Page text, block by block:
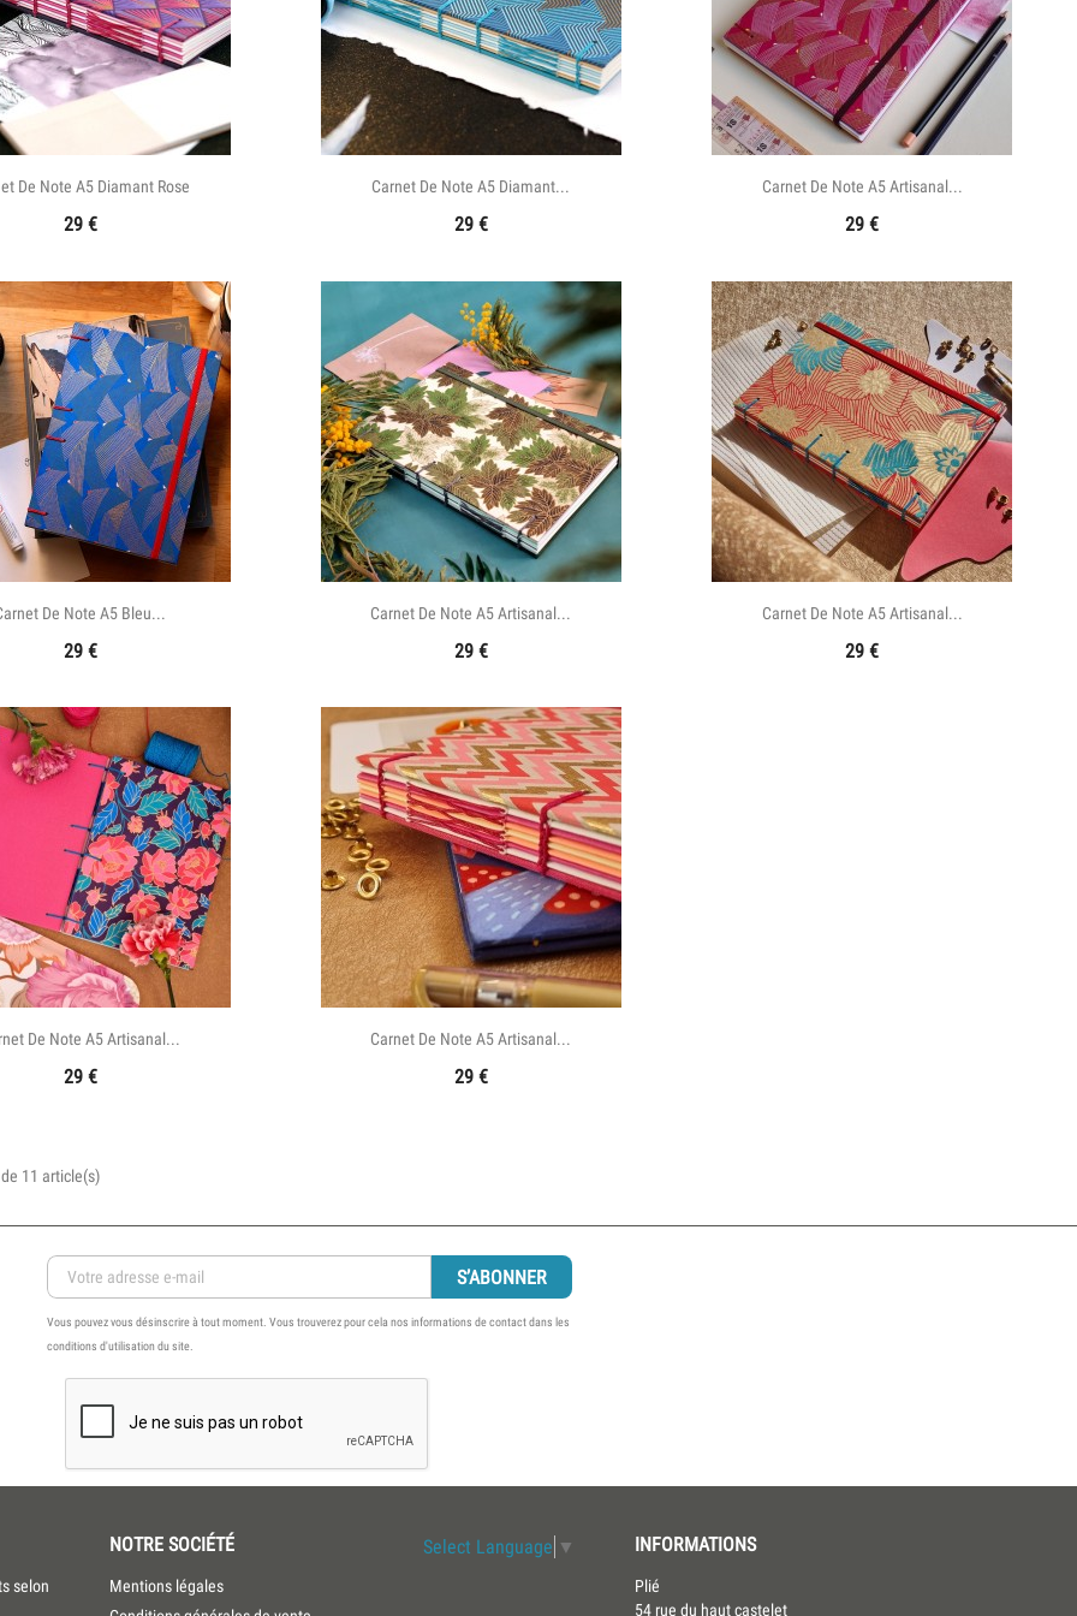
 Aperçu rapide
De Note A5 Diamant Rose
29€
Aperçu rapide
Carnet De Note A5 Diamant...
29€
Aperçu rapide
Carnet De Note A5 Artisanal...
29 €
Aperçu rapide
De Note A5 Bleu...
29€
Aperçu rapide
Carnet De Note A5 Artisanal...
29€
Aperçu rapide
Carnet De Note A5 Artisanal...
29 €
Aperçu rapide
De Note A5 Artisanal...
29€
Aperçu rapide
Carnet De Note A5 Artisanal...
29€
11 article(s)
Vous pouvez vous désinscrire à tout moment. Vous trouverez pour cela nos informations de contact dans les
conditions d'utilisation du site.
selon
NOTRE SOCIÉTÉ
Mentions légales
Select Language ▼ INFORMATIONS
Plié
54 rue du haut castelet